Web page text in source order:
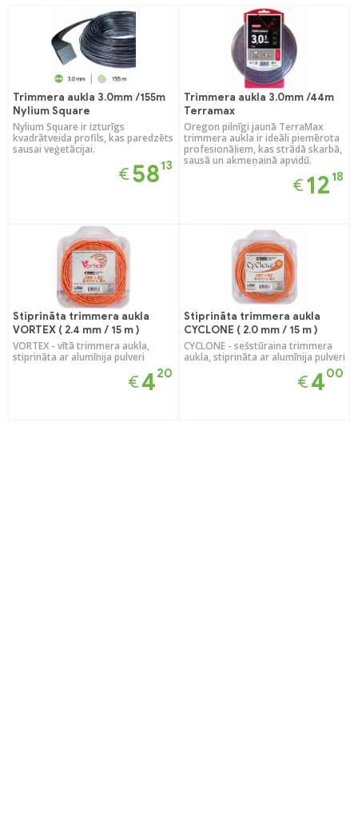
Trimmera aukla 3.0mm /155m
Nylium Square
Nylium Square ir izturīgs
kvadrātveida profils, kas paredzēts
sausai veģetācijai.
€5813
Trimmera aukla 3.0mm /44m
Terramax
Oregon pilnīgi jaunā TerraMax
trimmera aukla ir ideāli piemērota
profesionāļiem, kas strādā skarbā,
sausā un akmeņainā apvidū.
€1218
Stiprināta trimmera aukla
VORTEX ( 2.4 mm / 15 m )
VORTEX - vītā trimmera aukla,
stiprināta ar alumīnija pulveri
€420
Stiprināta trimmera aukla
CYCLONE ( 2.0 mm / 15 m )
CYCLONE - sešstūraina trimmera
aukla, stiprināta ar alumīnija pulveri
€400